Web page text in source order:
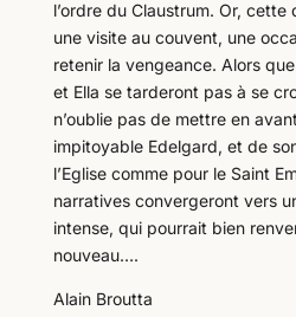
l’ordre du Claustrum. Or,
une visite au couvent, une
retenir la vengeance. Alors
et Ella se tarderont pas à se
n’oublie pas de mettre en
impitoyable Edelgard, et de
l’Eglise comme pour le Saint
narratives convergeront vers
intense, qui pourrait bien
nouveau….
Alain Broutta